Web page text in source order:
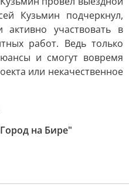
Кузьмин подчеркнул,
участвовать в
работ. Ведь только
и смогут вовремя
или некачественное
на Бире"